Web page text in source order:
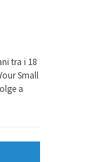
tra i 18
Small
a